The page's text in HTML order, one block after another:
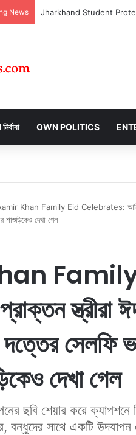
News
OWN POLITICS
Khan Family Eid Celebrates: আমির
দেখা গেল
দত্তের সেলফি
দেখা গেল
ছবি শেয়ার করে ক্যাপশনে
বন্ধুদের সাথে একটি উদযাপন